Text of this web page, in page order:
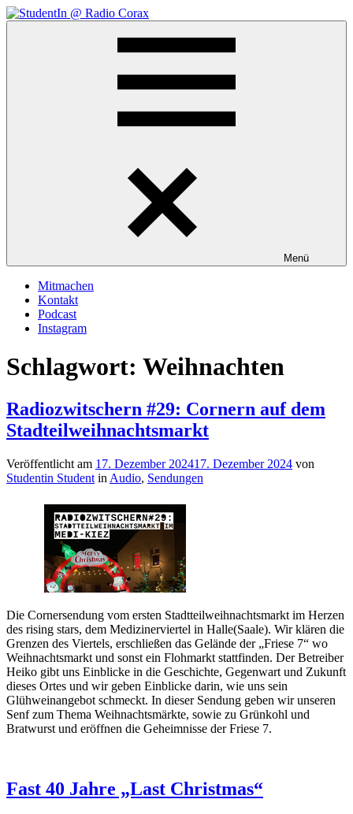
Zum
Inhalt
Menü
Mitmachen
Kontakt
Podcast
Instagram
Schlagwort: Weihnachten
Radiozwitschern #29: Cornern auf dem
Stadteilweihnachtsmarkt
Veröffentlicht am 17. Dezember 202417. Dezember 2024 von
Studentin Student in Audio, Sendungen
Die Cornersendung vom ersten Stadtteilweihnachtsmarkt im Herzen
des rising stars, dem Medizinerviertel in Halle(Saale). Wir klären die
Grenzen des Viertels, erschließen das Gelände der „Friese 7“ wo
Weihnachtsmarkt und sonst ein Flohmarkt stattfinden. Der Betreiber
Heiko gibt uns Einblicke in die Geschichte, Gegenwart und Zukunft
dieses Ortes und wir geben Einblicke darin, wie uns sein
Glühweinangebot schmeckt. In dieser Sendung geben wir unseren
Senf zum Thema Weihnachtsmärkte, sowie zu Grünkohl und
Bratwurst und eröffnen die Geheimnisse der Friese 7.
Fast 40 Jahre „Last Christmas“